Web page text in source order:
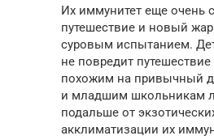
Их иммунитет еще очень
путешествие и новый
суровым испытанием.
не повредит
похожим на привычный
и младшим школьникам
подальше от
акклиматизации их